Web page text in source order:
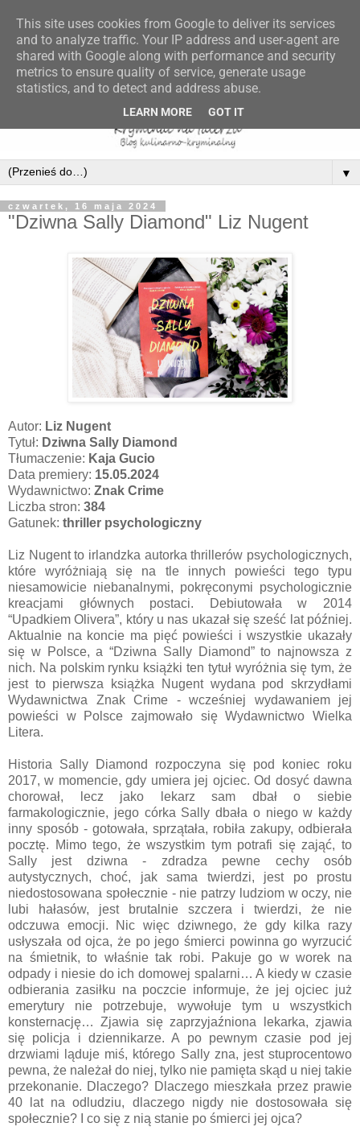
▼
czwartek, 16 maja 2024
"Dziwna Sally Diamond" Liz Nugent
Autor: Liz Nugent
Tytuł: Dziwna Sally Diamond
Tłumaczenie: Kaja Gucio
Data premiery: 15.05.2024
Wydawnictwo: Znak Crime
Liczba stron: 384
Gatunek: thriller psychologiczny
Liz Nugent to irlandzka autorka thrillerów psychologicznych,
które wyróżniają się na tle innych powieści tego typu
niesamowicie niebanalnymi, pokręconymi psychologicznie
kreacjami głównych postaci. Debiutowała w 2014
“Upadkiem Olivera”, który u nas ukazał się sześć lat później.
Aktualnie na koncie ma pięć powieści i wszystkie ukazały
się w Polsce, a “Dziwna Sally Diamond” to najnowsza z
nich. Na polskim rynku książki ten tytuł wyróżnia się tym, że
jest to pierwsza książka Nugent wydana pod skrzydłami
Wydawnictwa Znak Crime - wcześniej wydawaniem jej
powieści w Polsce zajmowało się Wydawnictwo Wielka
Litera.
Historia Sally Diamond rozpoczyna się pod koniec roku
2017, w momencie, gdy umiera jej ojciec. Od dosyć dawna
chorował, lecz jako lekarz sam dbał o siebie
farmakologicznie, jego córka Sally dbała o niego w każdy
inny sposób - gotowała, sprzątała, robiła zakupy, odbierała
pocztę. Mimo tego, że wszystkim tym potrafi się zająć, to
Sally jest dziwna - zdradza pewne cechy osób
autystycznych, choć, jak sama twierdzi, jest po prostu
niedostosowana społecznie - nie patrzy ludziom w oczy, nie
lubi hałasów, jest brutalnie szczera i twierdzi, że nie
odczuwa emocji. Nic więc dziwnego, że gdy kilka razy
usłyszała od ojca, że po jego śmierci powinna go wyrzucić
na śmietnik, to właśnie tak robi. Pakuje go w worek na
odpady i niesie do ich domowej spalarni… A kiedy w czasie
odbierania zasiłku na poczcie informuje, że jej ojciec już
emerytury nie potrzebuje, wywołuje tym u wszystkich
konsternację… Zjawia się zaprzyjaźniona lekarka, zjawia
się policja i dziennikarze. A po pewnym czasie pod jej
drzwiami ląduje miś, którego Sally zna, jest stuprocentowo
pewna, że należał do niej, tylko nie pamięta skąd u niej takie
przekonanie. Dlaczego? Dlaczego mieszkała przez prawie
40 lat na odludziu, dlaczego nigdy nie dostosowała się
społecznie? I co się z nią stanie po śmierci jej ojca?
This site uses cookies from Google to deliver its services
and to analyze traffic. Your IP address and user-agent are
shared with Google along with performance and security
metrics to ensure quality of service, generate usage
statistics, and to detect and address abuse.
LEARN MORE GOT IT